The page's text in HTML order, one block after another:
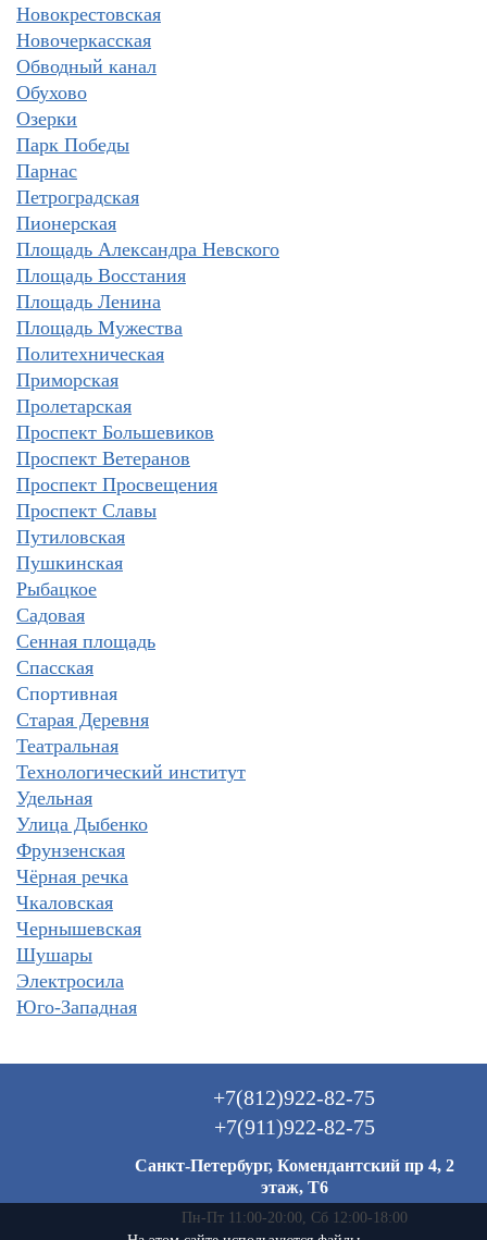
Новокрестовская
Новочеркасская
Обводный канал
Обухово
Озерки
Парк Победы
Парнас
Петроградская
Пионерская
Площадь Александра Невского
Площадь Восстания
Площадь Ленина
Площадь Мужества
Политехническая
Приморская
Пролетарская
Проспект Большевиков
Проспект Ветеранов
Проспект Просвещения
Проспект Славы
Путиловская
Пушкинская
Рыбацкое
Садовая
Сенная площадь
Спасская
Спортивная
Старая Деревня
Театральная
Технологический институт
Удельная
Улица Дыбенко
Фрунзенская
Чёрная речка
Чкаловская
Чернышевская
Шушары
Электросила
Юго-Западная
+7(812)922-82-75
+7(911)922-82-75
Санкт-Петербург, Комендантский пр 4, 2
этаж, Т6
Пн-Пт 11:00-20:00, Сб 12:00-18:00